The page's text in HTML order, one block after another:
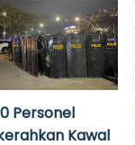
Personel
Kawal